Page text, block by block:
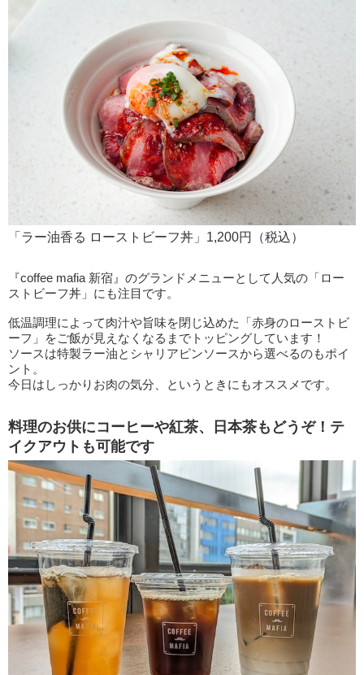
「ラー油香る ローストビーフ丼」1,200円（税込）
『coffee mafia 新宿』のグランドメニューとして人気の「ロー
ストビーフ丼」にも注目です。
低温調理によって肉汁や旨味を閉じ込めた「赤身のローストビ
ーフ」をご飯が見えなくなるまでトッピングしています！
ソースは特製ラー油とシャリアピンソースから選べるのもポイ
ント。
今日はしっかりお肉の気分、というときにもオススメです。
料理のお供にコーヒーや紅茶、日本茶もどうぞ！テ
イクアウトも可能です